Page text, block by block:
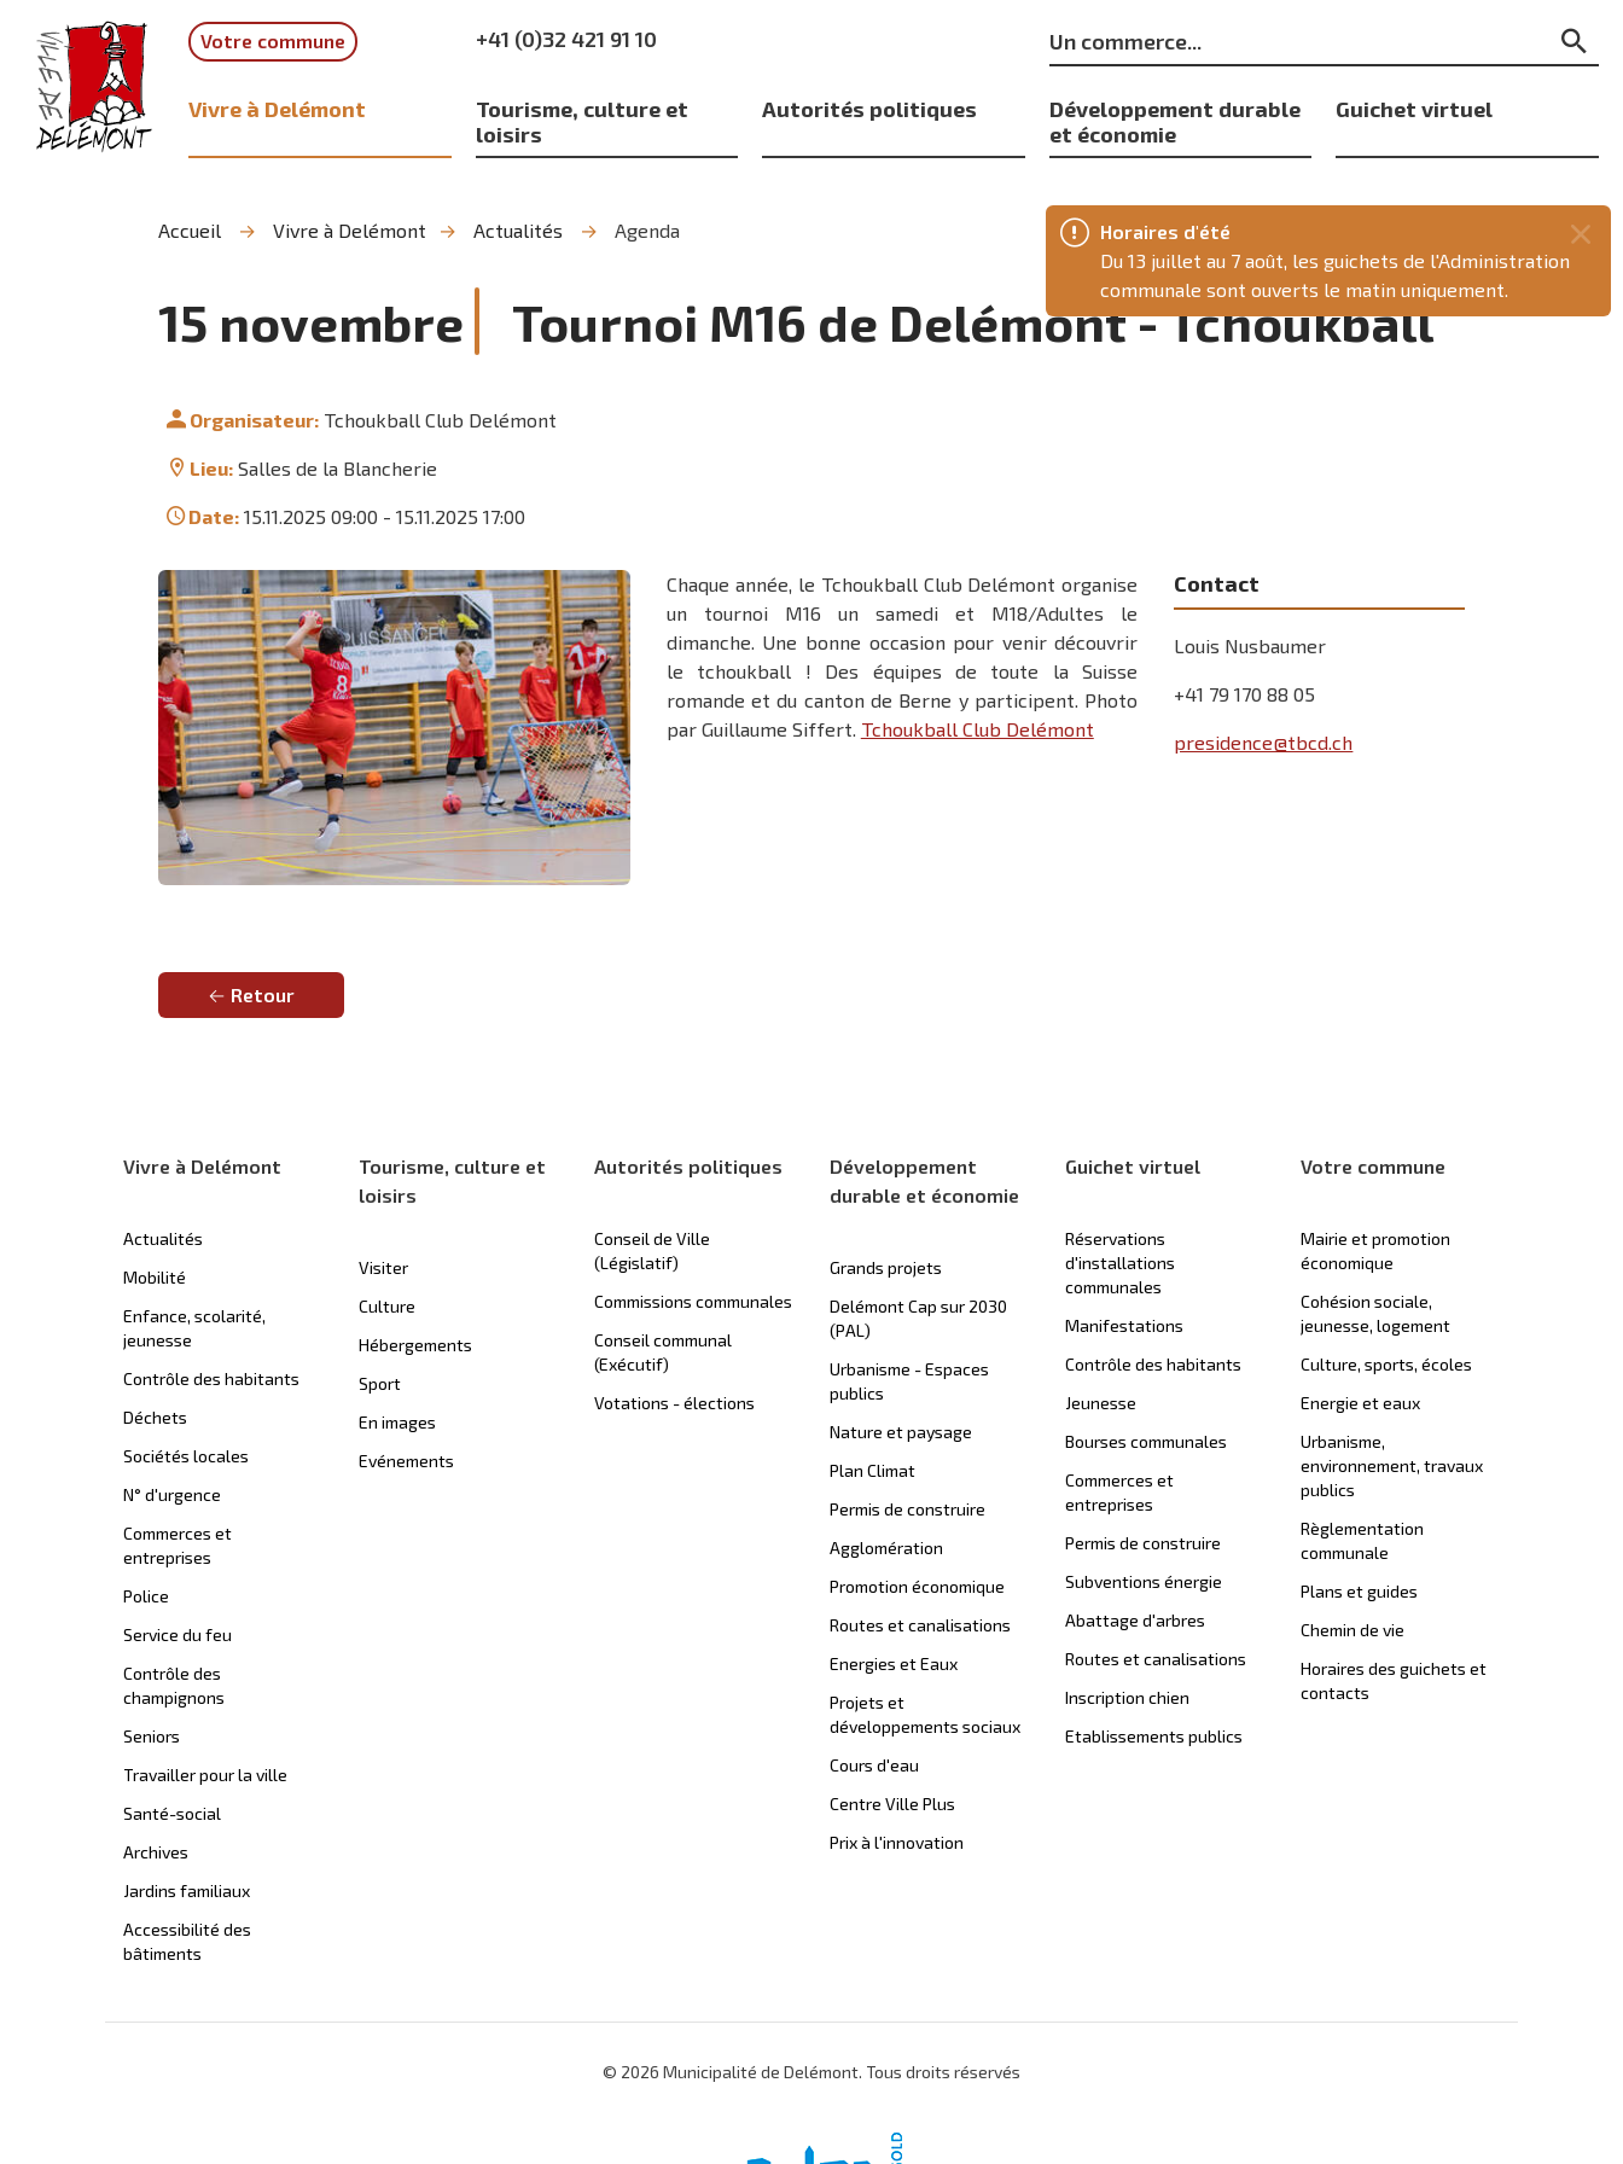
recherche
contenu
navigation
Horaires d'été
Du 13 juillet au 7 août, les guichets de l'Administration
communale sont ouverts le matin uniquement.
Votre commune +41 (0)32 421 91 10
Mots
clés
Vivre à Delémont
Tourisme, culture et
loisirs
Autorités politiques
Développement durable
et économie
Guichet virtuel
Accueil Vivre à Delémont Actualités Agenda
Tournoi M16 de Delémont - Tchoukball
15 novembre
Organisateur: Tchoukball Club Delémont
Lieu: Salles de la Blancherie
Date: 15.11.2025 09:00 - 15.11.2025 17:00
Chaque année, le Tchoukball Club Delémont organise
un tournoi M16 un samedi et M18/Adultes le
dimanche. Une bonne occasion pour venir découvrir
le tchoukball ! Des équipes de toute la Suisse
romande et du canton de Berne y participent. Photo
par Guillaume Siffert. Tchoukball Club Delémont
Contact
Louis Nusbaumer
+41 79 170 88 05
presidence@tbcd.ch
Retour
Vivre à Delémont
Actualités
Mobilité
Enfance, scolarité,
jeunesse
Contrôle des habitants
Déchets
Sociétés locales
N° d'urgence
Commerces et
entreprises
Police
Service du feu
Contrôle des
champignons
Seniors
Travailler pour la ville
Santé-social
Archives
Jardins familiaux
Accessibilité des
bâtiments
Tourisme, culture et
loisirs
Visiter
Culture
Hébergements
Sport
En images
Evénements
Autorités politiques
Conseil de Ville
(Législatif)
Commissions communales
Conseil communal
(Exécutif)
Votations - élections
Développement
durable et économie
Grands projets
Delémont Cap sur 2030
(PAL)
Urbanisme - Espaces
publics
Nature et paysage
Plan Climat
Permis de construire
Agglomération
Promotion économique
Routes et canalisations
Energies et Eaux
Projets et
développements sociaux
Cours d'eau
Centre Ville Plus
Prix à l'innovation
Guichet virtuel
Réservations
d'installations
communales
Manifestations
Contrôle des habitants
Jeunesse
Bourses communales
Commerces et
entreprises
Permis de construire
Subventions énergie
Abattage d'arbres
Routes et canalisations
Inscription chien
Etablissements publics
Votre commune
Mairie et promotion
économique
Cohésion sociale,
jeunesse, logement
Culture, sports, écoles
Energie et eaux
Urbanisme,
environnement, travaux
publics
Règlementation
communale
Plans et guides
Chemin de vie
Horaires des guichets et
contacts
© 2026 Municipalité de Delémont. Tous droits réservés